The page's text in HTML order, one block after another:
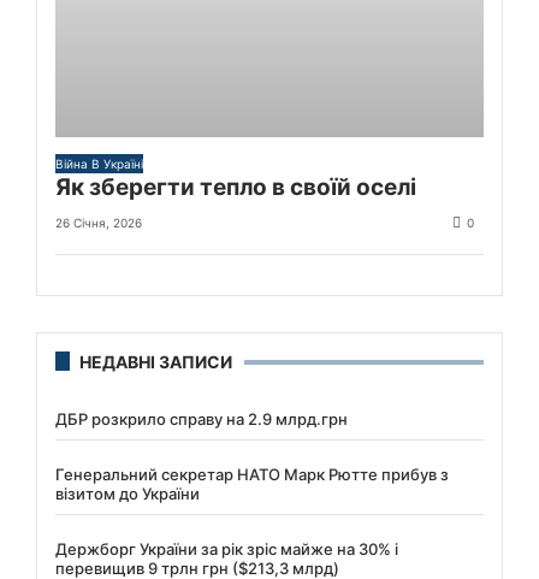
Війна В Україні
Як зберегти тепло в своїй оселі
26 Січня, 2026 0
НЕДАВНІ ЗАПИСИ
ДБР розкрило справу на 2.9 млрд.грн
Генеральний секретар НАТО Марк Рютте прибув з
візитом до України
Держборг України за рік зріс майже на 30% і
перевищив 9 трлн грн ($213,3 млрд)